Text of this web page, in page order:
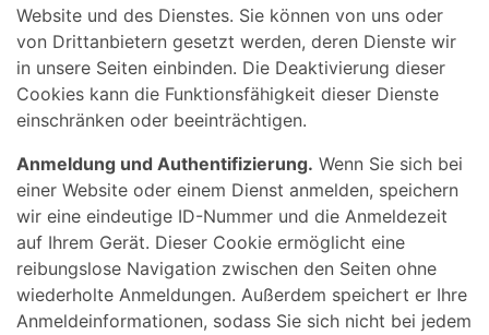
Website und des Dienstes. Sie können von uns oder
von Drittanbietern gesetzt werden, deren Dienste wir
in unsere Seiten einbinden. Die Deaktivierung dieser
Cookies kann die Funktionsfähigkeit dieser Dienste
einschränken oder beeinträchtigen.
Anmeldung und Authentifizierung. Wenn Sie sich bei
einer Website oder einem Dienst anmelden, speichern
wir eine eindeutige ID-Nummer und die Anmeldezeit
auf Ihrem Gerät. Dieser Cookie ermöglicht eine
reibungslose Navigation zwischen den Seiten ohne
wiederholte Anmeldungen. Außerdem speichert er Ihre
Anmeldeinformationen, sodass Sie sich nicht bei jedem